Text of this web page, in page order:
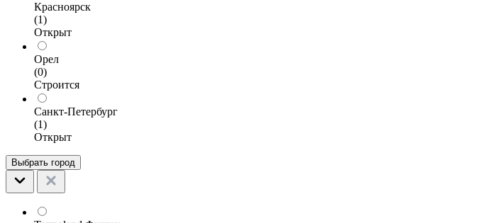
Красноярск
(1)
Открыт
Орел
(0)
Строится
Санкт-Петербург
(1)
Открыт
Выбрать город